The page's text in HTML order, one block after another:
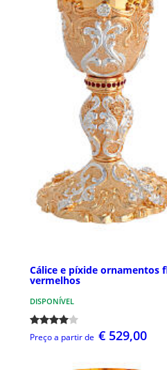
Cálice e píxide ornamentos
vermelhos
DISPONÍVEL
Preço a partir de € 529,00